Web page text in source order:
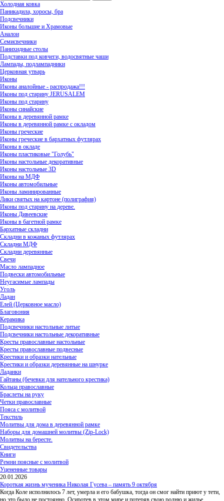
Холодная ковка
Паникадила, хоросы, бра
Подсвечники
Иконы большие и Храмовые
Аналои
Семисвечники
Панихидные столы
Подставки под ковчеги, водосвятные чаши
Лампады, подлампадники
Церковная утварь
Иконы
Иконы аналойные - распродажа!!!
Иконы под старину JERUSALEM
Иконы под старину
Иконы синайские
Иконы в деревянной рамке
Иконы в деревянной рамке с окладом
Иконы греческие
Иконы греческие в бархатных футлярах
Иконы в окладе
Иконы пластиковые "Голубь"
Иконы настольные декоративные
Иконы настольные 3D
Иконы на МДФ
Иконы автомобильные
Иконы ламинированные
Лики святых на картоне (полиграфия)
Иконы под старину на дереве.
Иконы Дивеевские
Иконы в багетной рамке
Бархатные складни
Складни в кожаных футлярах
Складни МДФ
Складни деревянные
Свечи
Масло лампадное
Подвески автомобильные
Неугасимые лампады
Уголь
Ладан
Елей (Церковное масло)
Благовония
Керамика
Подсвечники настольные литые
Подсвечники настольные декоративные
Кресты православные настольные
Кресты православные подвесные
Крестики и образки нательные
Крестики и образки деревянные на шнурке
Ладанки
Гайтаны (бечевки для нательного крестика)
Кольца православные
Браслеты на руку
Четки православные
Пояса с молитвой
Текстиль
Молитвы для дома в деревянной рамке
Наборы для домашней молитвы (Zip-Lock)
Молитвы на бересте.
Свидетельства
Книги
Ремни поясные с молитвой
Уцененные товары
20.01.2026
Короткая жизнь мученика Николая Гусева – память 9 октября
Когда Коле исполнилось 7 лет, умерла и его бабушка, тогда он смог найти приют у тети,
но это было не постоянно. Осиротев в этом мире и потеряв свою родню и жилье,